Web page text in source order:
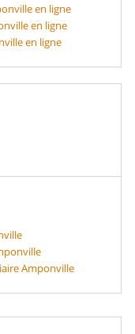
en ligne
en ligne
en ligne
Amponville